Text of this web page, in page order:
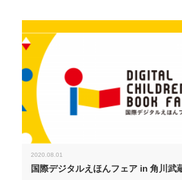
2020.08.01
国際デジタルえほんフェア in 角川武